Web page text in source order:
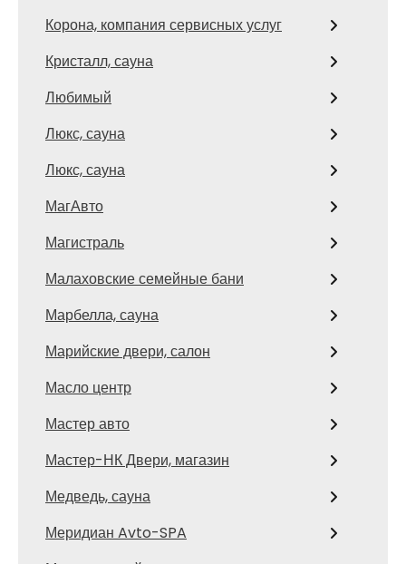
Корона, компания сервисных услуг
Кристалл, сауна
Любимый
Люкс, сауна
Люкс, сауна
МагАвто
Магистраль
Малаховские семейные бани
Марбелла, сауна
Марийские двери, салон
Масло центр
Мастер авто
Мастер-НК Двери, магазин
Медведь, сауна
Меридиан Avto-SPA